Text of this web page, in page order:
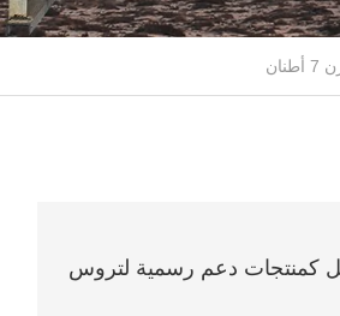
كمنتجات دعم رسمية لتروس